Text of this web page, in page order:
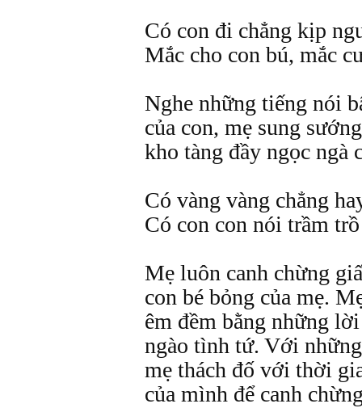
Có con đi chẳng kịp
Mắc cho con bú, mắc
Nghe những tiếng nói
của con, mẹ sung
kho tàng đầy ngọc ngà
Có vàng vàng chẳng
Có con con nói trầm
Mẹ luôn canh chừng
con bé bỏng của mẹ.
êm đềm bằng những
ngào tình tứ. Với
mẹ thách đố với thời
của mình để canh